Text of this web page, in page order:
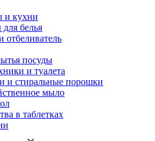
и кухни
белья
посуды
и туалета
и стиральные порошки
мыло
в таблетках